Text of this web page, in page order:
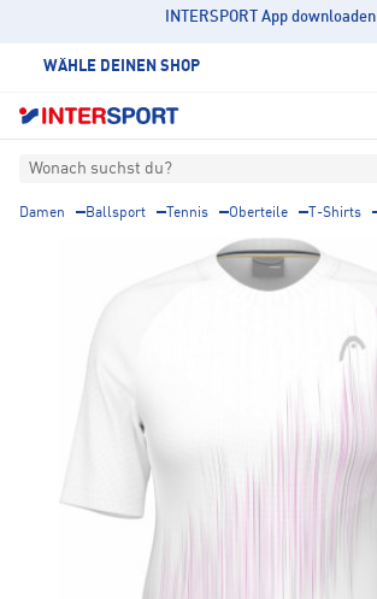
INTERSPORT App downloaden
WÄHLE DEINEN SHOP
Wonach suchst du?
Damen Ballsport Tennis Oberteile T-Shirts